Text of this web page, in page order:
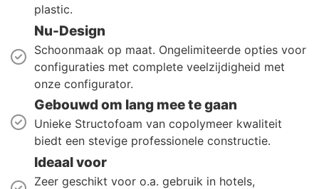
plastic.
Nu-Design
Schoonmaak op maat. Ongelimiteerde opties voor
configuraties met complete veelzijdigheid met
onze configurator.
Gebouwd om lang mee te gaan
Unieke Structofoam van copolymeer kwaliteit
biedt een stevige professionele constructie.
Ideaal voor
Zeer geschikt voor o.a. gebruik in hotels,